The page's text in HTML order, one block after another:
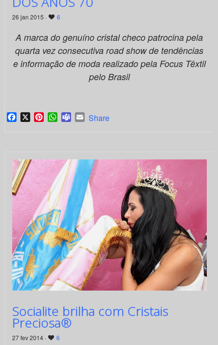
26 jan 2015 · 6
A marca do genuíno cristal checo patrocina pela
quarta vez consecutiva road show de tendências
e informação de moda realizado pela Focus Têxtil
pelo Brasil
Facebook
X PinterestWhatsApp
TeamsEmail
Share
Socialite brilha com Cristais
Preciosa®
27 fev 2014 · 6